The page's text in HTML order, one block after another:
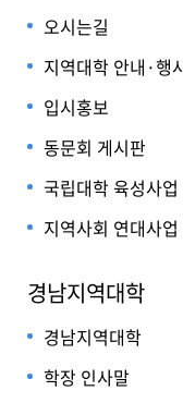
오시는길
지역대학 안내·행
입시홍보
동문회 게시판
국립대학 육성사업
지역사회 연대사업
경남지역대학
경남지역대학
학장 인사말